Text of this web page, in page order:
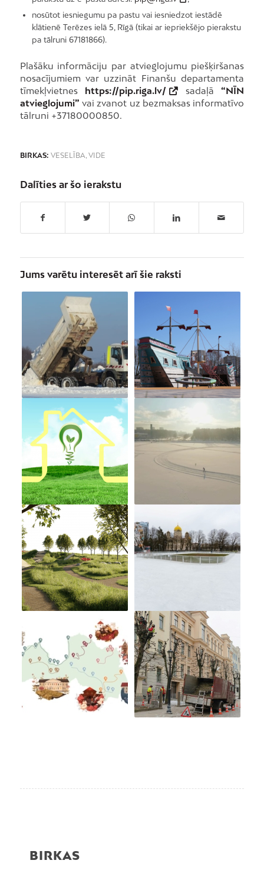
nosūtot iesniegumu pa pastu vai iesniedzot iestādē
klātienē Terēzes ielā 5, Rīgā (tikai ar iepriekšējo pierakstu
pa tālruni 67181866).
Plašāku informāciju par atvieglojumu piešķiršanas
nosacījumiem var uzzināt Finanšu departamenta
tīmekļvietnes https://pip.riga.lv/ sadaļā“NĪN
atvieglojumi” vai zvanot uz bezmaksas informatīvo
tālruni +37180000850.
BIRKAS: VESELĪBA, VIDE
Dalīties ar šo ierakstu
Jums varētu interesēt arī šie raksti
BIRKAS